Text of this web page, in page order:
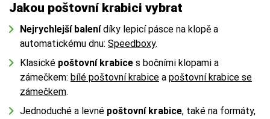
Jakou poštovní krabici vybrat
Nejrychlejší balenídíky lepicí pásce na klopě a
automatickému dnu: Speedboxy.
Klasické poštovní krabice s bočními klopami a
zámečkem: bílé poštovní krabice a poštovní krabice se
zámečkem.
Jednoduché a levné poštovní krabice, také na formáty,